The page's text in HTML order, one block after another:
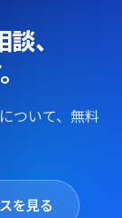
、
ついて、無料
を見る